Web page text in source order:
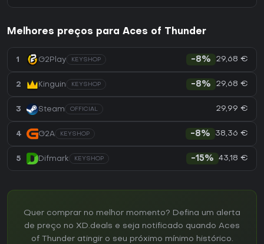
Melhores preços para Aces of Thunder
1 G2Play KEYSHOP -8% 29,68 €
2 Kinguin KEYSHOP -8% 29,68 €
3 Steam OFFICIAL 29,99 €
4 G2A KEYSHOP -8% 38,36 €
5 Difmark KEYSHOP -15% 43,18 €
Quer comprar no melhor momento? Defina um alerta
de preço no XD.deals e seja notificado quando Aces
of Thunder atingir o seu próximo mínimo histórico.